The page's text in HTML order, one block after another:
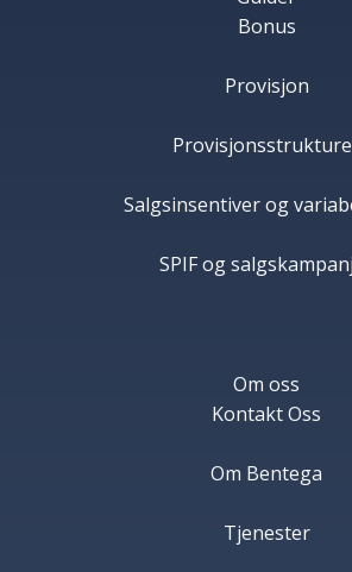
Bonus
Provisjon
Salgsinsentiver og
SPIF og
Om oss
Kontakt Oss
Om Bentega
Tjenester